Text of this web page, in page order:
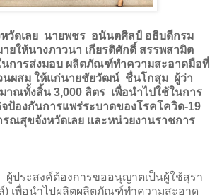
วัดเลย นายพชร อนันตศิลป์ อธิบดีกรม
ยให้นางภาวนา เกียรติศักดิ์ สรรพสามิต
นการส่งมอบ ผลิตภัณฑ์ทําความสะอาดมือที่
นผสม ให้แก่นายชัยวัฒน์ ชื่นโกสุม ผู้ว่า
าณทั้งสิ้น 3,000 ลิตร เพื่อนำไปใช้ในการ
ป้องกันการแพร่ระบาดของโรคโควิด-19
ณสุขจังหวัดเลย และหน่วยงานราชการ
ผู้ประสงค์ต้องการขออนุญาตเป็นผู้ใช้สุรา
) เพื่อนําไปผลิตผลิตภัณฑ์ทําความสะอาด